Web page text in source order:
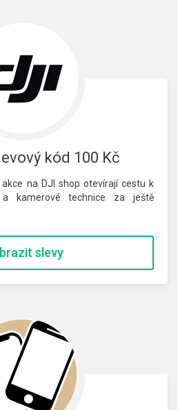
kód 100 Kč
na DJI shop otevírají cestu k
a kamerové technice za ještě
slevy